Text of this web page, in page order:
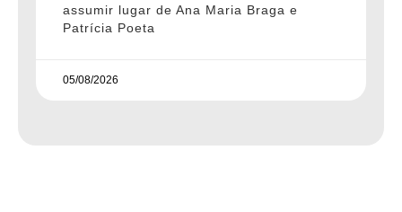
assumir lugar de Ana Maria Braga e
Patrícia Poeta
05/08/2026